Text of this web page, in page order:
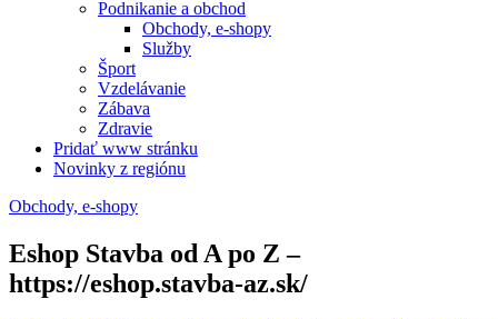
Podnikanie a obchod
Obchody, e-shopy
Služby
Šport
Vzdelávanie
Zábava
Zdravie
Pridať www stránku
Novinky z regiónu
Obchody, e-shopy
Eshop Stavba od A po Z –
https://eshop.stavba-az.sk/